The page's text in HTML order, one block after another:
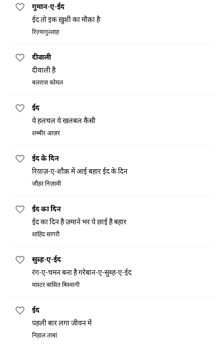
गुमान-ए-ईद
ईद तो इक ख़ुशी का मौक़ा है
रिज़्वानुल्लाह
दीवाली
दीवाली है
बलराज कोमल
ईद
ये हलचल ये खलबल कैसी
शब्बीर आज़र
ईद के दिन
रियाज़-ए-शौक़ में आई बहार ईद के दिन
जौहर निज़ामी
ईद का दिन
ईद का दिन है ज़माने भर पे छाई है बहार
शाहिद सागरी
सुब्ह-ए-ईद
रंग-ए-चमन बना है गरेबान-ए-सुब्ह-ए-ईद
मास्टर बासित बिस्वानी
ईद
पहली बार लगा जीवन में
निहाल ताबां